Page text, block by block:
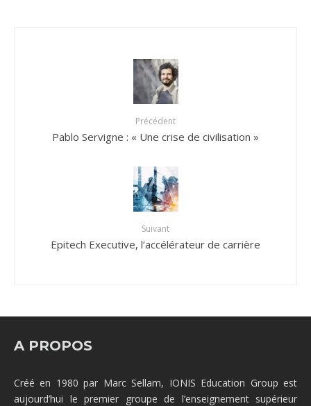
Précédent
Pablo Servigne : « Une crise de civilisation »
Suivant
Epitech Executive, l’accélérateur de carrière
A PROPOS
Créé en 1980 par Marc Sellam, IONIS Education Group est
aujourd’hui le premier groupe de l’enseignement supérieur